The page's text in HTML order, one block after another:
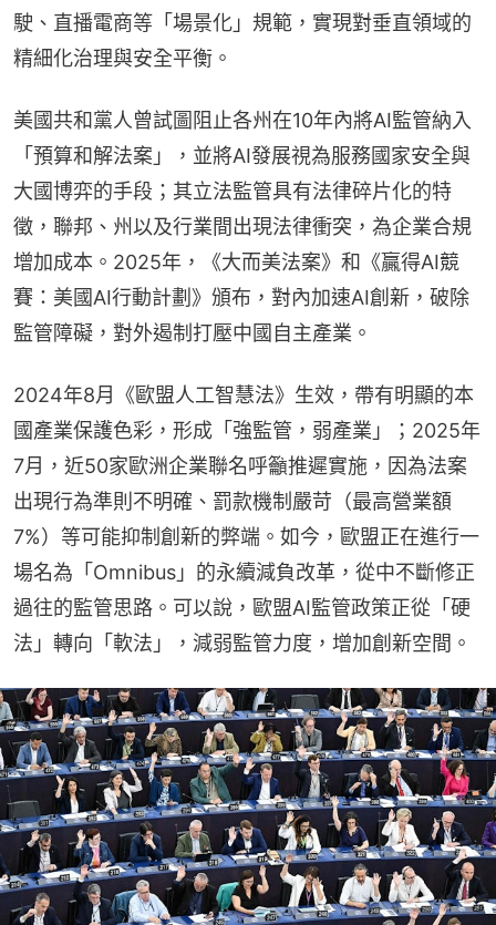
駛、直播電商等「場景化」規範，實現對垂直領域的
精細化治理與安全平衡。
美國共和黨人曾試圖阻止各州在10年內將AI監管納入
「預算和解法案」，並將AI發展視為服務國家安全與
大國博弈的手段；其立法監管具有法律碎片化的特
徵，聯邦、州以及行業間出現法律衝突，為企業合規
增加成本。2025年，《大而美法案》和《贏得AI競
賽：美國AI行動計劃》頒布，對內加速AI創新，破除
監管障礙，對外遏制打壓中國自主產業。
2024年8月《歐盟人工智慧法》生效，帶有明顯的本
國產業保護色彩，形成「強監管，弱產業」；2025年
7月，近50家歐洲企業聯名呼籲推遲實施，因為法案
出現行為準則不明確、罰款機制嚴苛（最高營業額
7%）等可能抑制創新的弊端。如今，歐盟正在進行一
場名為「Omnibus」的永續減負改革，從中不斷修正
過往的監管思路。可以說，歐盟AI監管政策正從「硬
法」轉向「軟法」，減弱監管力度，增加創新空間。